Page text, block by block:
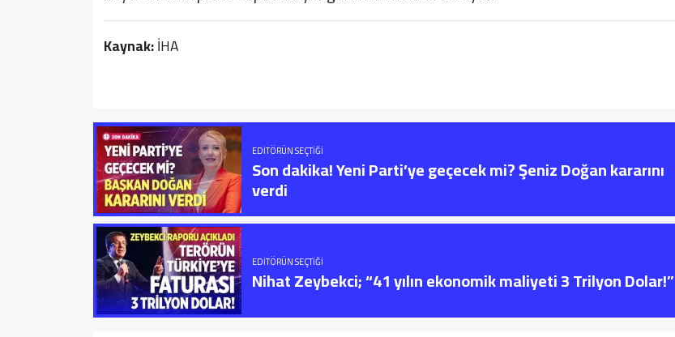
Kaynak:İHA
EDITÖRÜN SEÇTIĞI
Son dakika! Yeni Parti’ye geçecek mi? Şeniz Doğan kararını
verdi
EDITÖRÜN SEÇTIĞI
Nihat Zeybekci; “41 yılın ekonomik maliyeti 3 Trilyon Dolar!”